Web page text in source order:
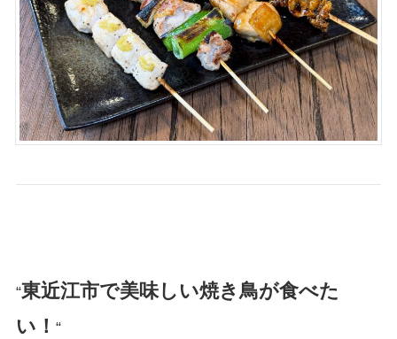
“東近江市で美味しい焼き鳥が食べた
い！ “